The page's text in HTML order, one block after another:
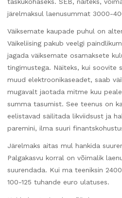
järelmaksul laenusummat 3000-
Väiksemate kaupade puhul on
Väikeliising pakub veelgi
jagada väiksemate osamaksete
tingimustega. Näiteks, kui soovite
muud elektroonikaseadet, saab
mugavalt jaotada mitme kuu
summa tasumist. See teenus on
eelistavad säilitada likviidsust ja
paremini, ilma suuri
Järelmaks aitas mul hankida
Palgakasvu korral on võimalik
suurendada. Kui ma teeniksin
100-125 tuhande euro ulatuses.